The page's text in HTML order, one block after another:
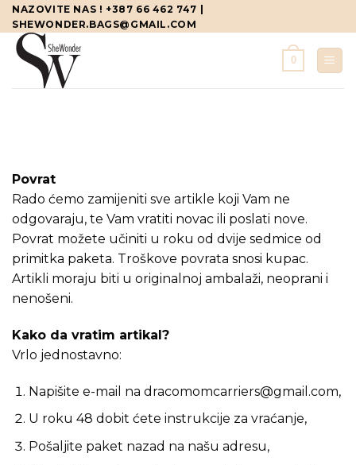
Skip
to
content
NAZOVITE NAS ! +387 66 462 747 |
SHEWONDER.BAGS@GMAIL.COM
0
Povrat
Rado ćemo zamijeniti sve artikle koji Vam ne
odgovaraju, te Vam vratiti novac ili poslati nove.
Povrat možete učiniti u roku od dvije sedmice od
primitka paketa. Troškove povrata snosi kupac.
Artikli moraju biti u originalnoj ambalaži, neoprani i
nenošeni.
Kako da vratim artikal?
Vrlo jednostavno:
Napišite e-mail na dracomomcarriers@gmail.com,
U roku 48 dobit ćete instrukcije za vraćanje,
Pošaljite paket nazad na našu adresu,